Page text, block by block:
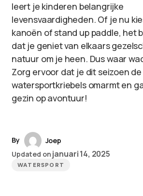
leert je kinderen belangrijke
levensvaardigheden. Of je nu
kanoën of stand up paddle, het
dat je geniet van elkaars
natuur om je heen. Dus waar
Zorg ervoor dat je dit seizoen de
watersportkriebels omarmt en
gezin op avontuur!
By
Joep
Updated on januari 14, 2025
WATERSPORT